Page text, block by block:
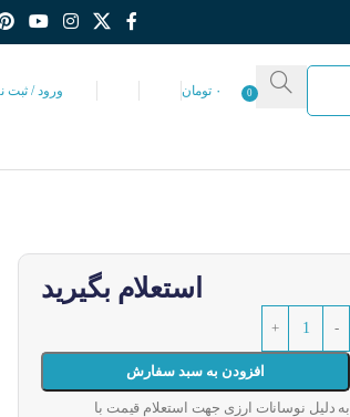
0 ۰ تومان ورود / ثبت
استعلام بگیرید
افزودن به سبد سفارش
به دلیل نوسانات ارزی جهت استعلام قیمت با